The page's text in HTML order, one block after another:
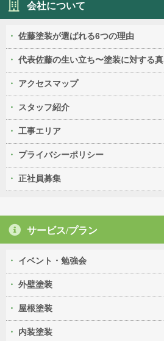
会社について
佐藤塗装が選ばれる6つの理由
代表佐藤の生い立ち〜塗装に対する
アクセスマップ
スタッフ紹介
工事エリア
プライバシーポリシー
正社員募集
サービス/プラン
イベント・勉強会
外壁塗装
屋根塗装
内装塗装